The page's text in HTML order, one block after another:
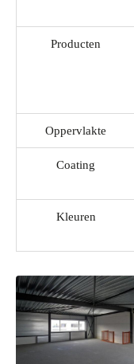
Producten
Oppervlakte
Coating
Kleuren